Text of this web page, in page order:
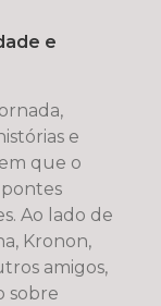
e
e
que o
pontes
Kronon,
amigos,
sobre